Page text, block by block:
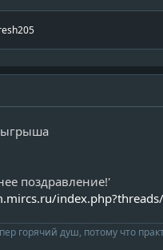
поздравление!'
горячий душ, потому что